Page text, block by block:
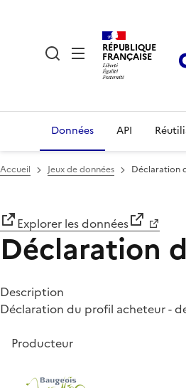
RÉPUBLIQUE
FRANÇAISE
Données API
Accueil Jeux de données Déclaration
Explorer les données
Déclaration
Description
Déclaration du profil acheteur -
Producteur